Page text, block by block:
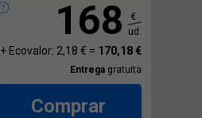
168
€
ud.
+ Ecovalor: 2,18 € = 170,18 €
Entrega gratuita
Comprar